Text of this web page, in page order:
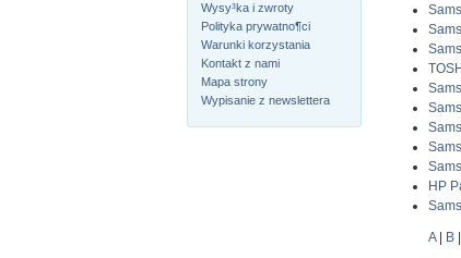
Wysy³ka i zwroty
Polityka prywatno¶ci
Warunki korzystania
Kontakt z nami
Mapa strony
Wypisanie z newslettera
HP
A| B